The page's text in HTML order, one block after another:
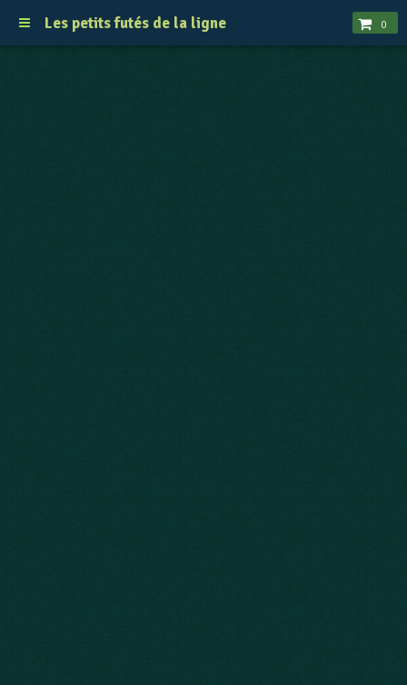
Les petits futés de la ligne 0